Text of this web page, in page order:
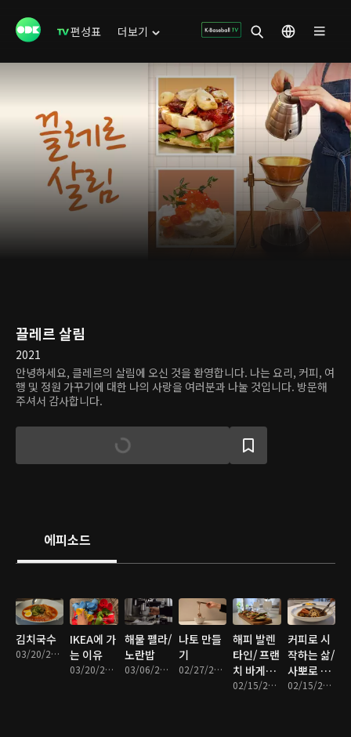
편성표 더보기
끌레르 살림
2021
안녕하세요, 클레르의 살림에 오신 것을 환영합니다. 나는 요리, 커피, 여
행 및 정원 가꾸기에 대한 나의 사랑을 여러분과 나눌 것입니다. 방문해
주셔서 감사합니다.
에피소드
김치국수
03/20/2022 • 6분
IKEA에 가
는 이유
03/20/2022 • 8분
해물 펠라/
노란밥
03/06/2022 • 8분
나토 만들
기
02/27/2022 • 12분
해피 발렌
타인/ 프랜
치 바게뜨
비스트로02/15/2022 • 8분
커피로 시
작하는 삶/
사뽀로 커
리
02/15/2022 • 8분